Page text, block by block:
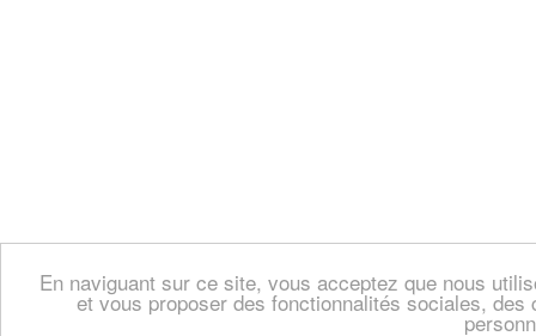
En naviguant sur ce site, vous acceptez que nous
et vous proposer des fonctionnalités sociales,